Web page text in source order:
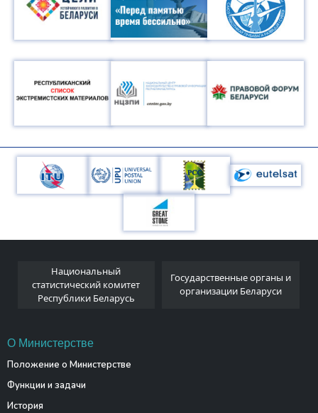
Национальный
статистический комитет
Республики Беларусь
Государственные органы и
организации Беларуси
О Министерстве
Положение о Министерстве
Функции и задачи
История